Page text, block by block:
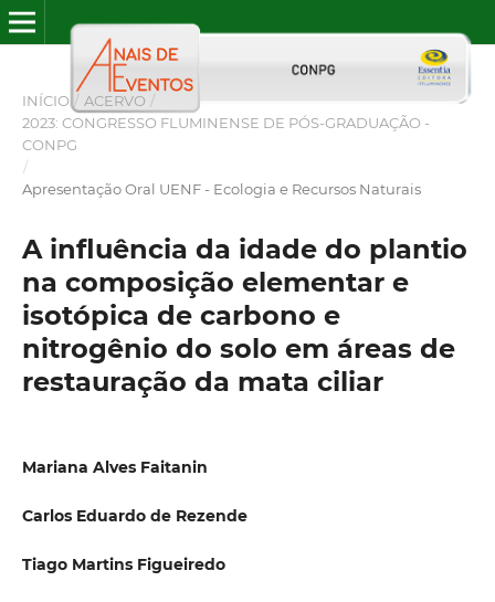
INÍCIO / ACERVO /
2023: CONGRESSO FLUMINENSE DE PÓS-GRADUAÇÃO -
CONPG
/
Apresentação Oral UENF - Ecologia e Recursos Naturais
A influência da idade do plantio
na composição elementar e
isotópica de carbono e
nitrogênio do solo em áreas de
restauração da mata ciliar
Mariana Alves Faitanin
Carlos Eduardo de Rezende
Tiago Martins Figueiredo